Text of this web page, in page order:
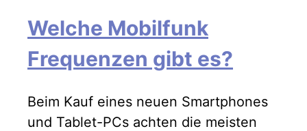
Welche Mobilfunk
Frequenzen gibt es?
Beim Kauf eines neuen Smartphones
und Tablet-PCs achten die meisten